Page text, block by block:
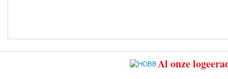
Al onze